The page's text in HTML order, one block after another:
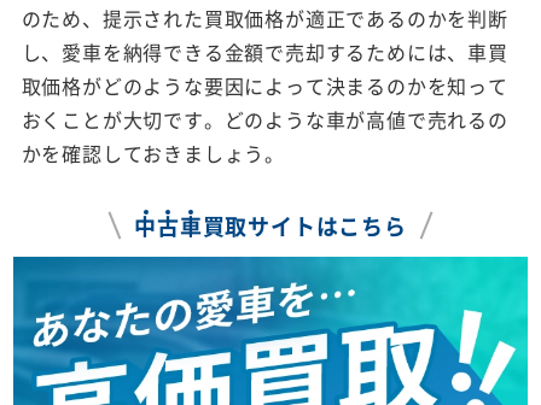
のため、提示された買取価格が適正であるのかを判断
し、愛車を納得できる金額で売却するためには、車買
取価格がどのような要因によって決まるのかを知って
おくことが大切です。どのような車が高値で売れるの
かを確認しておきましょう。
中古車買取サイトはこちら